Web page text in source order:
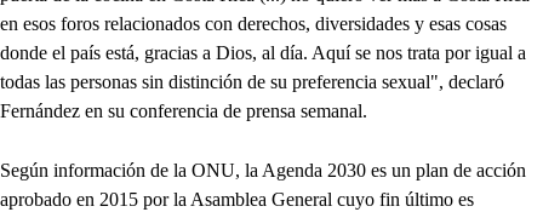
en esos foros relacionados con derechos, diversidades y esas cosas
donde el país está, gracias a Dios, al día. Aquí se nos trata por igual a
todas las personas sin distinción de su preferencia sexual", declaró
Fernández en su conferencia de prensa semanal.
Según información de la ONU, la Agenda 2030 es un plan de acción
aprobado en 2015 por la Asamblea General cuyo fin último es